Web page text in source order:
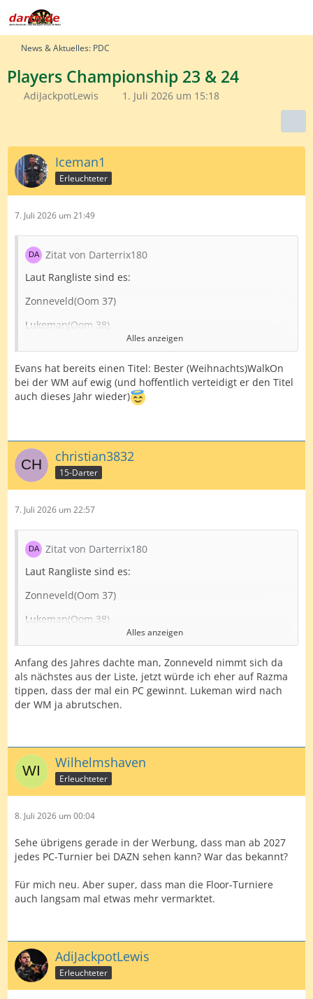
News & Aktuelles: PDC
Players Championship 23 & 24
AdiJackpotLewis 1. Juli 2026 um 15:18
Iceman1
Erleuchteter
7. Juli 2026 um 21:49
Zitat von Darterrix180
Laut Rangliste sind es:
Zonneveld(Oom 37)
Lukeman(Oom 38)
Razma(Oom 41)
Scutt( Oom 46)
Hood( Oom 47)
Edit: Würde aber anstatt Hood Evans mit rein nehmen
Alles anzeigen
Evans hat bereits einen Titel: Bester (Weihnachts)WalkOn
bei der WM auf ewig (und hoffentlich verteidigt er den Titel
auch dieses Jahr wieder)
christian3832
15-Darter
7. Juli 2026 um 22:57
Zitat von Darterrix180
Laut Rangliste sind es:
Zonneveld(Oom 37)
Lukeman(Oom 38)
Razma(Oom 41)
Scutt( Oom 46)
Hood( Oom 47)
Alles anzeigen
Anfang des Jahres dachte man, Zonneveld nimmt sich da
als nächstes aus der Liste, jetzt würde ich eher auf Razma
tippen, dass der mal ein PC gewinnt. Lukeman wird nach
der WM ja abrutschen.
Wilhelmshaven
Erleuchteter
8. Juli 2026 um 00:04
Sehe übrigens gerade in der Werbung, dass man ab 2027
jedes PC-Turnier bei DAZN sehen kann? War das bekannt?
Für mich neu. Aber super, dass man die Floor-Turniere
auch langsam mal etwas mehr vermarktet.
AdiJackpotLewis
Erleuchteter